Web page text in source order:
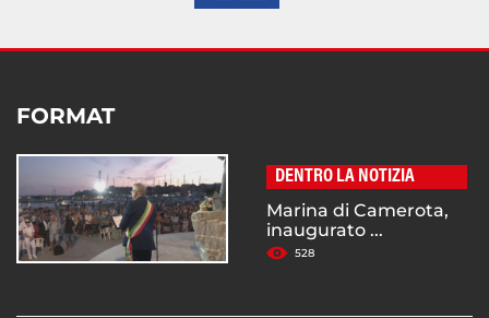
FORMAT
DENTRO LA NOTIZIA
Marina di Camerota,
inaugurato ...
528